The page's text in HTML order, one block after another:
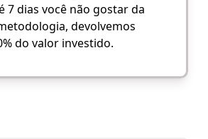
7 dias você não gostar da
devolvemos
do valor investido.